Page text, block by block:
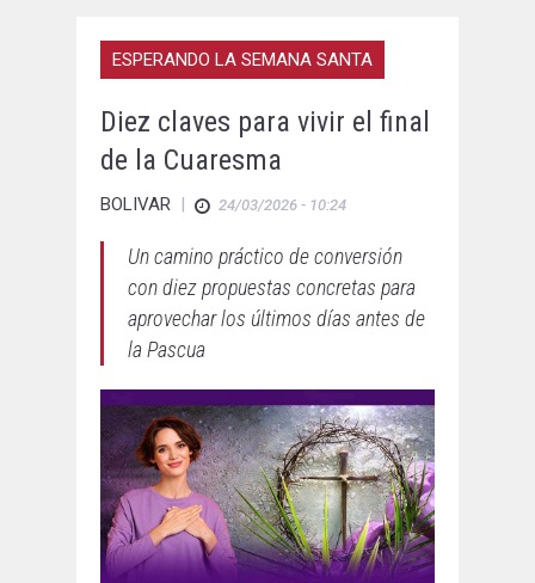
ESPERANDO LA SEMANA SANTA
Diez claves para vivir el final
de la Cuaresma
BOLIVAR | 24/03/2026 - 10:24
Un camino práctico de conversión
con diez propuestas concretas para
aprovechar los últimos días antes de
la Pascua